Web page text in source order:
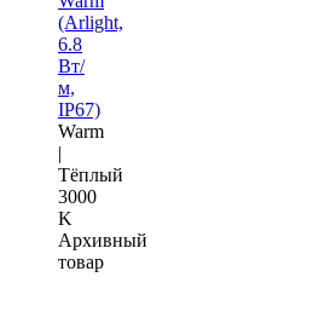
(Arlight,
6.8
Вт/
м,
IP67)
Warm
|
Тёплый
3000
K
Архивный
товар